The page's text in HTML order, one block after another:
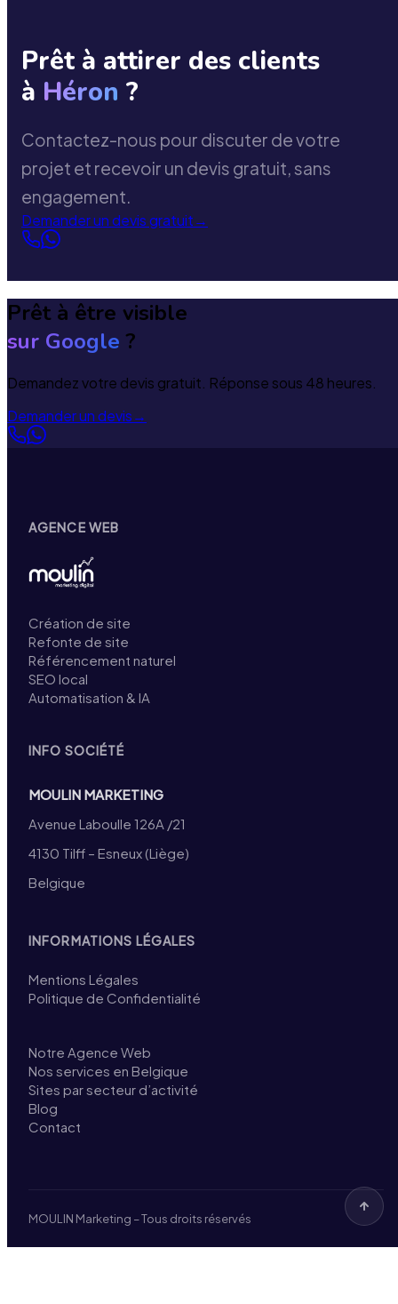
Prêt à attirer des clients
à Héron ?
Contactez-nous pour discuter de votre
projet et recevoir un devis gratuit, sans
engagement.
Demander un devis gratuit→
Prêt à être visible
sur Google ?
Demandez votre devis gratuit. Réponse sous 48 heures.
Demander un devis→
AGENCE WEB
Création de site
Refonte de site
Référencement naturel
SEO local
Automatisation & IA
INFO SOCIÉTÉ
MOULIN MARKETING
Avenue Laboulle 126A /21
4130 Tilff – Esneux (Liège)
Belgique
INFORMATIONS LÉGALES
Mentions Légales
Politique de Confidentialité
Notre Agence Web
Nos services en Belgique
Sites par secteur d’activité
Blog
Contact
MOULIN Marketing – Tous droits réservés